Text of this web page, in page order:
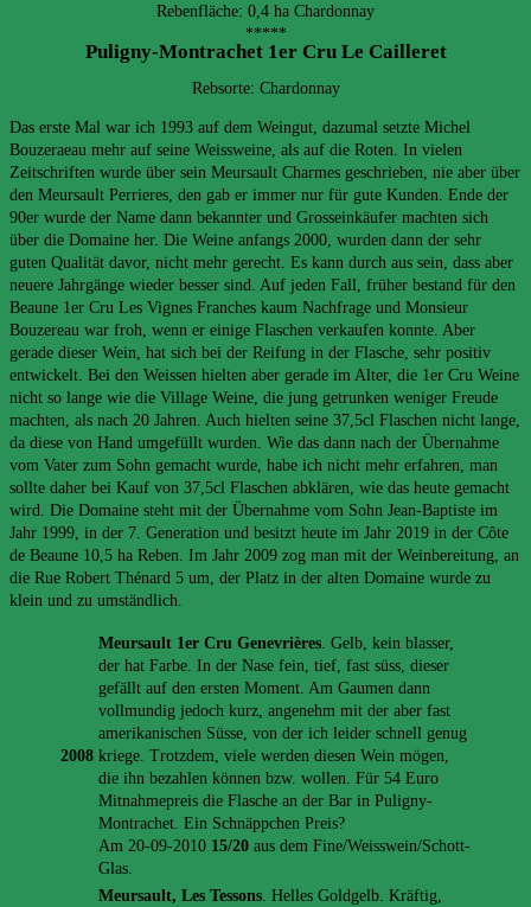
Rebenfläche: 0,4 ha Chardonnay
*****
Puligny-Montrachet 1er Cru Le Cailleret
Rebsorte: Chardonnay
Das erste Mal war ich 1993 auf dem Weingut, dazumal setzte Michel
Bouzeraeau mehr auf seine Weissweine, als auf die Roten. In vielen
Zeitschriften wurde über sein Meursault Charmes geschrieben, nie aber über
den Meursault Perrieres, den gab er immer nur für gute Kunden. Ende der
90er wurde der Name dann bekannter und Grosseinkäufer machten sich
über die Domaine her. Die Weine anfangs 2000, wurden dann der sehr
guten Qualität davor, nicht mehr gerecht. Es kann durch aus sein, dass aber
neuere Jahrgänge wieder besser sind. Auf jeden Fall, früher bestand für den
Beaune 1er Cru Les Vignes Franches kaum Nachfrage und Monsieur
Bouzereau war froh, wenn er einige Flaschen verkaufen konnte. Aber
gerade dieser Wein, hat sich bei der Reifung in der Flasche, sehr positiv
entwickelt. Bei den Weissen hielten aber gerade im Alter, die 1er Cru Weine
nicht so lange wie die Village Weine, die jung getrunken weniger Freude
machten, als nach 20 Jahren. Auch hielten seine 37,5cl Flaschen nicht lange,
da diese von Hand umgefüllt wurden. Wie das dann nach der Übernahme
vom Vater zum Sohn gemacht wurde, habe ich nicht mehr erfahren, man
sollte daher bei Kauf von 37,5cl Flaschen abklären, wie das heute gemacht
wird. Die Domaine steht mit der Übernahme vom Sohn Jean-Baptiste im
Jahr 1999, in der 7. Generation und besitzt heute im Jahr 2019 in der Côte
de Beaune 10,5 ha Reben. Im Jahr 2009 zog man mit der Weinbereitung, an
die Rue Robert Thénard 5 um, der Platz in der alten Domaine wurde zu
klein und zu umständlich.
2008
Meursault 1er Cru Genevrières. Gelb, kein blasser,
der hat Farbe. In der Nase fein, tief, fast süss, dieser
gefällt auf den ersten Moment. Am Gaumen dann
vollmundig jedoch kurz, angenehm mit der aber fast
amerikanischen Süsse, von der ich leider schnell genug
kriege. Trotzdem, viele werden diesen Wein mögen,
die ihn bezahlen können bzw. wollen. Für 54 Euro
Mitnahmepreis die Flasche an der Bar in Puligny-
Montrachet. Ein Schnäppchen Preis?
Am 20-09-2010 15/20 aus dem Fine/Weisswein/Schott-
Glas.
Meursault, Les Tessons. Helles Goldgelb. Kräftig,